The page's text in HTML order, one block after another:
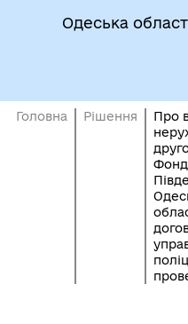
Одеська
Головна Рішення
Про